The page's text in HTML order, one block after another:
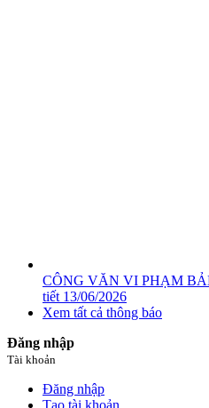
CÔNG VĂN VI PHẠM
tiết 13/06/2026
Xem tất cả thông báo
Đăng nhập
Tài khoản
Đăng nhập
Tạo tài khoản